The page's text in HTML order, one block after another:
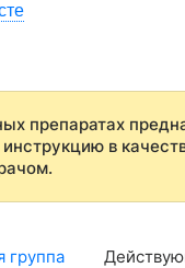
препаратах
в
группа